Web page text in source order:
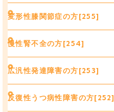
変形性膝関節症の方[255]
慢性腎不全の方[254]
広汎性発達障害の方[253]
反復性うつ病性障害の方[252]